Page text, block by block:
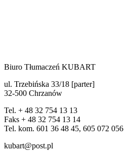
Biuro Tłumaczeń KUBART
ul. Trzebińska 33/18 [parter]
32-500 Chrzanów
Tel. + 48 32 754 13 13
Faks + 48 32 754 13 14
Tel. kom. 601 36 48 45, 605 072 056
kubart@post.pl